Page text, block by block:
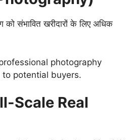
को संभावित खरीदारों के लिए अधिक
photography
potential buyers.
Scale Real